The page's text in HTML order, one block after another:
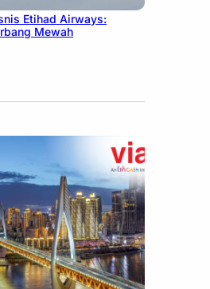
Etihad Airways:
Mewah